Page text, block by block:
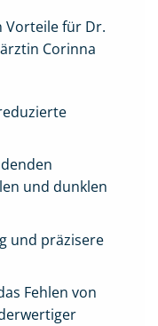
Vorteile für Dr.
Corinna
und dunklen
und präzisere
Fehlen von